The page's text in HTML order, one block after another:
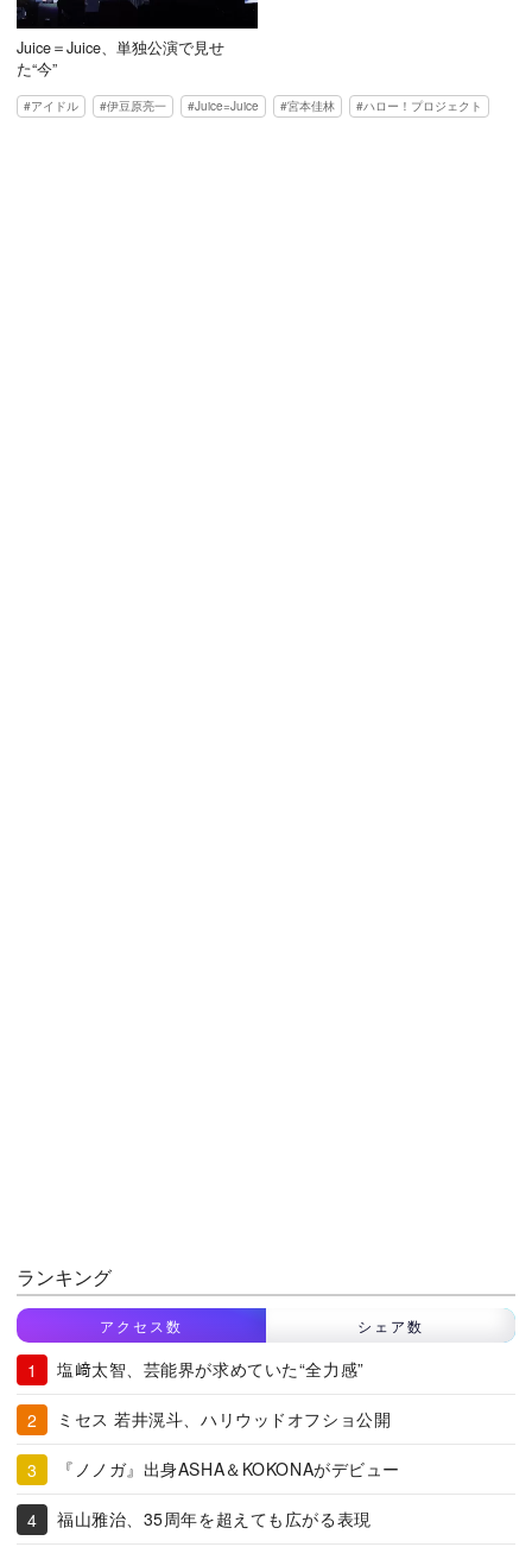
Juice＝Juice、単独公演で見せ
た“今”
アイドル 伊豆原亮一 Juice=Juice 宮本佳林 ハロー！プロジェクト
ランキング
アクセス数 シェア数
塩﨑太智、芸能界が求めていた“全力感”
ミセス 若井滉斗、ハリウッドオフショ公開
『ノノガ』出身ASHA＆KOKONAがデビュー
福山雅治、35周年を超えても広がる表現